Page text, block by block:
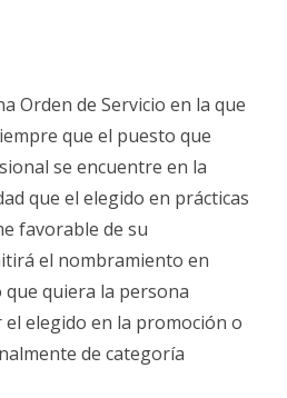
Orden de Servicio en la que
que el puesto que
se encuentre en la
que el elegido en prácticas
favorable de su
el nombramiento en
quiera la persona
elegido en la promoción o
de categoría